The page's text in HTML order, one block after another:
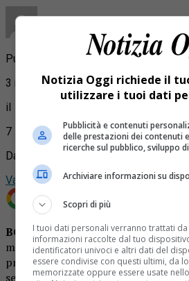
Pubblicato
3 mesi fa
il
7 Maggio 2026
Da
Valeria Cavallo
Aggiungi Notizia Oggi.it come
BORGOSESIA –A Borgosesia la
maggio sarà caratterizzata da
primaverile, con una prima parte
seguita da un progressivo
Notizia Oggi richiede il
utilizzare i tuoi dati
Pubblicità e contenuti
delle prestazioni dei contenuti
ricerche sul pubblico, sviluppo
Archiviare informazioni su
Scopri di più
I tuoi dati personali verranno trattati
informazioni raccolte dal tuo
identificatori univoci e altri dati del
essere condivise con questi ultimi, da
memorizzate oppure essere usate